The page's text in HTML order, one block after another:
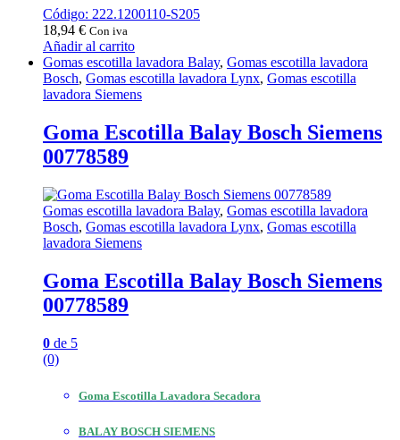
Código: 222.1200110-S205
18,94 € Con iva
Añadir al carrito
Gomas escotilla lavadora Balay, Gomas escotilla lavadora
Bosch, Gomas escotilla lavadora Lynx, Gomas escotilla
lavadora Siemens
Goma Escotilla Balay Bosch Siemens
00778589
Gomas escotilla lavadora Balay, Gomas escotilla lavadora
Bosch, Gomas escotilla lavadora Lynx, Gomas escotilla
lavadora Siemens
Goma Escotilla Balay Bosch Siemens
00778589
0 de 5
(0)
Goma Escotilla Lavadora Secadora
BALAY BOSCH SIEMENS